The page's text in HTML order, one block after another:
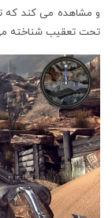
تحت تعقیب شناخته